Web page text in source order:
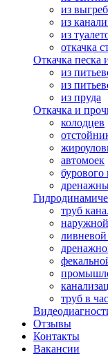
из
из
из
откачка
Откачка песка
из
из
из пруда
Откачка и
колодцев
автомоек
труб
труб в
Отзывы
Контакты
Вакансии